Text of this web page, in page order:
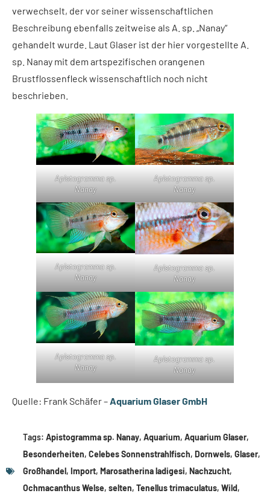
verwechselt, der vor seiner wissenschaftlichen
Beschreibung ebenfalls zeitweise als A. sp. „Nanay“
gehandelt wurde. Laut Glaser ist der hier vorgestellte A.
sp. Nanay mit dem artspezifischen orangenen
Brustflossenfleck wissenschaftlich noch nicht
beschrieben.
Apistogramma sp.
Nanay
Apistogramma sp.
Nanay
Apistogramma sp.
Nanay
Apistogramma sp.
Nanay
Apistogramma sp.
Nanay
Apistogramma sp.
Nanay
Quelle: Frank Schäfer – Aquarium Glaser GmbH
Tags: Apistogramma sp. Nanay, Aquarium, Aquarium Glaser,
Besonderheiten, Celebes Sonnenstrahlfisch, Dornwels, Glaser,
Großhandel, Import, Marosatherina ladigesi, Nachzucht,
Ochmacanthus Welse, selten, Tenellus trimaculatus, Wild,